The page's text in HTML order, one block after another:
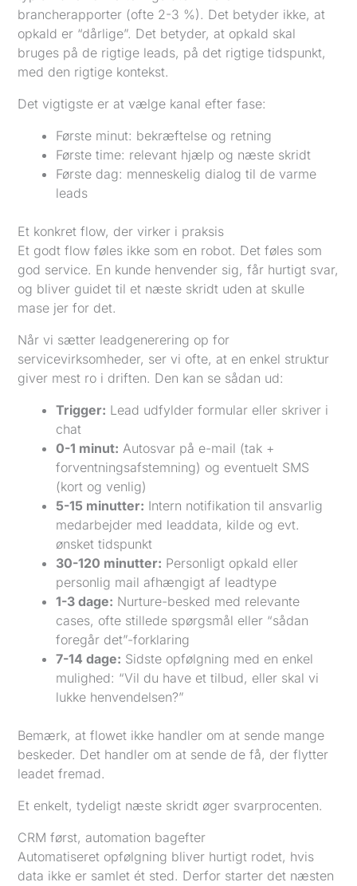
brancherapporter (ofte 2-3 %). Det betyder ikke, at
opkald er “dårlige”. Det betyder, at opkald skal
bruges på de rigtige leads, på det rigtige tidspunkt,
med den rigtige kontekst.
Det vigtigste er at vælge kanal efter fase:
Første minut: bekræftelse og retning
Første time: relevant hjælp og næste skridt
Første dag: menneskelig dialog til de varme
leads
Et konkret flow, der virker i praksis
Et godt flow føles ikke som en robot. Det føles som
god service. En kunde henvender sig, får hurtigt svar,
og bliver guidet til et næste skridt uden at skulle
mase jer for det.
Når vi sætter leadgenerering op for
servicevirksomheder, ser vi ofte, at en enkel struktur
giver mest ro i driften. Den kan se sådan ud:
Trigger: Lead udfylder formular eller skriver i
chat
0-1 minut: Autosvar på e-mail (tak +
forventningsafstemning) og eventuelt SMS
(kort og venlig)
5-15 minutter: Intern notifikation til ansvarlig
medarbejder med leaddata, kilde og evt.
ønsket tidspunkt
30-120 minutter: Personligt opkald eller
personlig mail afhængigt af leadtype
1-3 dage: Nurture-besked med relevante
cases, ofte stillede spørgsmål eller “sådan
foregår det”-forklaring
7-14 dage: Sidste opfølgning med en enkel
mulighed: “Vil du have et tilbud, eller skal vi
lukke henvendelsen?”
Bemærk, at flowet ikke handler om at sende mange
beskeder. Det handler om at sende de få, der flytter
leadet fremad.
Et enkelt, tydeligt næste skridt øger svarprocenten.
CRM først, automation bagefter
Automatiseret opfølgning bliver hurtigt rodet, hvis
data ikke er samlet ét sted. Derfor starter det næsten